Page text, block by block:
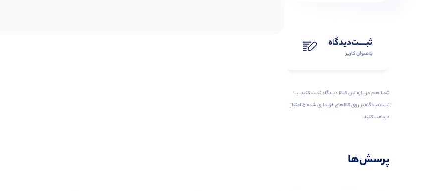
ثبـــــت‌دیدگاه
به‌عنوان کاربر
شمـا هـم دربـاره ایـن کــالا دیــدگاه ثبــت کنید، بــا
ثبــت‌دیـدگاه بر روی کالاهای خریداری شده ۵ امتیاز
دریافت کنید.
پرسش‌ها